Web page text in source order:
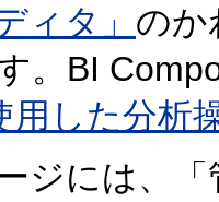
ィタ」 のか
。BI
用した分析
ジには、